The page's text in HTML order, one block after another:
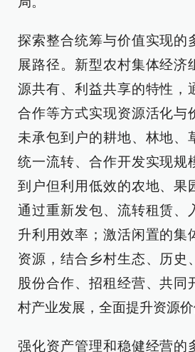
探索整合统筹与价值实现的
展路径。新型农村集体经济
源共有、利益共享的特性，
合作等方式实现资源活化与
未承包到户的耕地、林地、
统一流转、合作开发实现规
到户但利用低效的农地、果
通过重新发包、流转租赁、
升利用效率；激活闲置的集
资源，结合乡村生态、历史
股份合作、招租经营、共同
村产业发展，全面提升资源价
强化资产管理和稳健经营的